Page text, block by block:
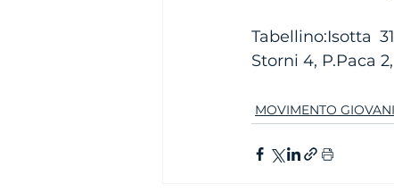
Tabellino:Isotta
Storni 4, P.Paca
MOVIMENTO